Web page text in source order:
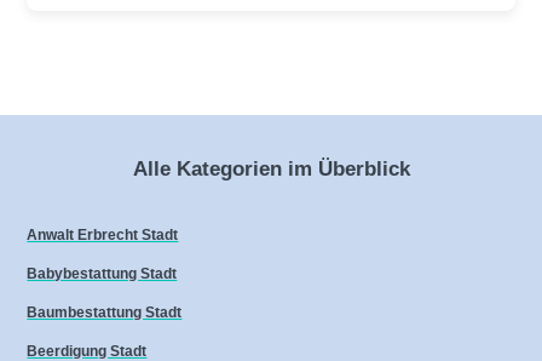
Alle Kategorien im Überblick
Anwalt Erbrecht Stadt
Babybestattung Stadt
Baumbestattung Stadt
Beerdigung Stadt